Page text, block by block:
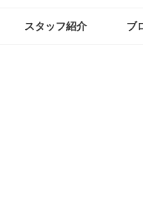
スタッフ紹介 ブ